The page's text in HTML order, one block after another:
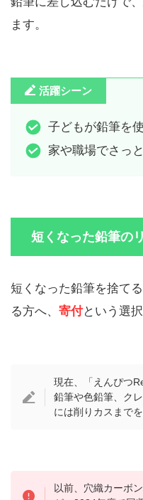
ます。
活躍シーン
子どもが鉛筆を
家や職場でさっ
短くなった鉛筆の
短くなった鉛筆を捨て
る方へ、 寄付という選
現在、「えんぴつ
鉛筆や色鉛筆、ク
には削りカスまで
以前、穴織カーボ